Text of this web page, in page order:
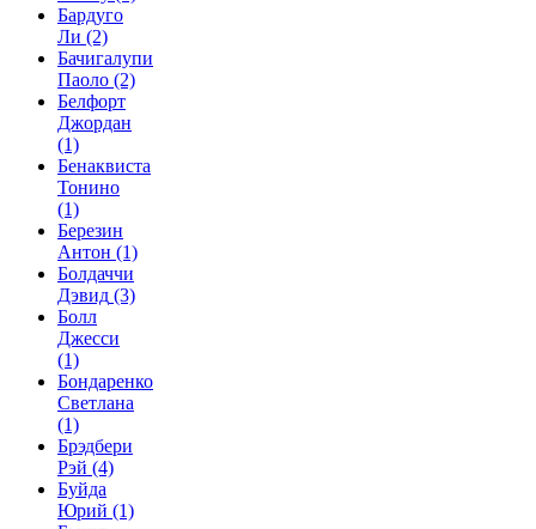
Бардуго
Ли (2)
Бачигалупи
Паоло (2)
Белфорт
Джордан
(1)
Бенаквиста
Тонино
(1)
Березин
Антон (1)
Болдаччи
Дэвид (3)
Болл
Джесси
(1)
Бондаренко
Светлана
(1)
Брэдбери
Рэй (4)
Буйда
Юрий (1)